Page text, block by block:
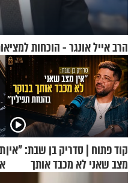
הרב אייל אונגר - הוכחות
קוד פתוח | סדריק בן שבת: "אין
מצב שאני לא מכבד אותך